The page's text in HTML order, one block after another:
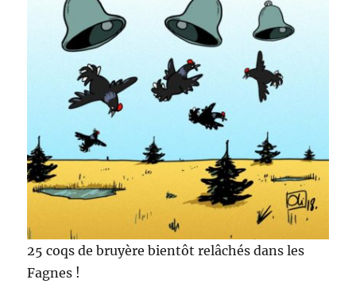
25 coqs de bruyère bientôt relâchés dans les
Fagnes !